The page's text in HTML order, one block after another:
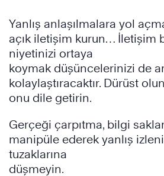
Yanlış anlaşılmalara yol
açık iletişim kurun… İletişim
niyetinizi ortaya
koymak düşüncelerinizi de
kolaylaştıracaktır. Dürüst
onu dile getirin.
Gerçeği çarpıtma, bilgi
manipüle ederek yanlış
tuzaklarına
düşmeyin.